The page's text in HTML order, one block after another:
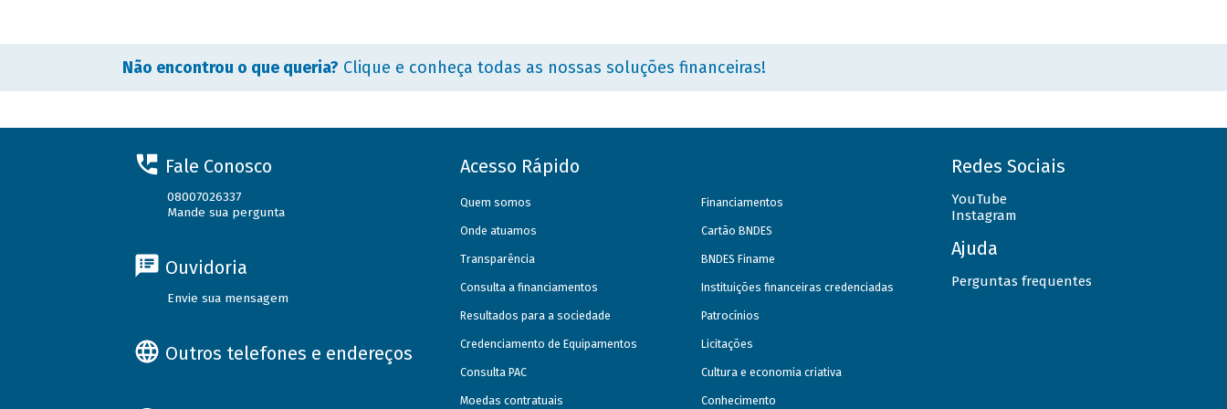
Não encontrou o que queria? Clique e conheça todas as nossas soluções financeiras!
Fale Conosco
08007026337
Mande sua pergunta
Ouvidoria
Envie sua mensagem
Outros telefones e endereços
Acesso Rápido
Quem somos
Onde atuamos
Transparência
Consulta a financiamentos
Resultados para a sociedade
Credenciamento de Equipamentos
Consulta PAC
Moedas contratuais
Financiamentos
Cartão BNDES
BNDES Finame
Instituições financeiras credenciadas
Patrocínios
Licitações
Cultura e economia criativa
Conhecimento
Redes Sociais
YouTube
Instagram
Ajuda
Perguntas frequentes